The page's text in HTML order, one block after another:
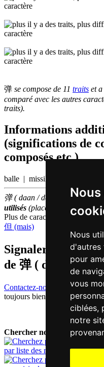
Nous
d'autres
pour
de
vous
ciblées,
notre
弹 se compose de 11 traits et
comparé avec les autres
traits).
Informations
(significations de
composés etc.)
balle | missile
弹 ( daan / daan6 ) fait partie
utilisés (place parmi les
Plus de caractères qui se
但 (mais)
Signaler traduction
de 弹 ( daan /
Contactez-nous!
Votre
toujours bienvenus.
Chercher nouveau mot:
par liste des mots